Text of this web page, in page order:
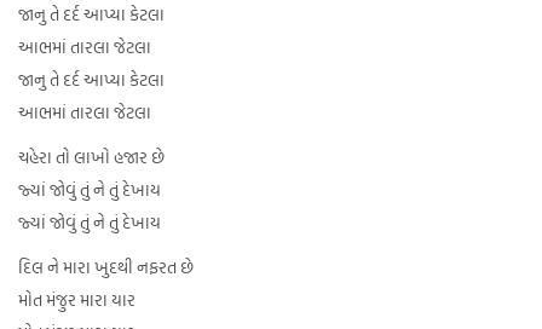
જાનુ તે દર્દ આપ્યા કેટલા
આભમાં તારલા જેટલા
જાનુ તે દર્દ આપ્યા કેટલા
આભમાં તારલા જેટલા
ચહેરા તો લાખો હજાર છે
જ્યાં જોવું તું ને તું દેખાય
જ્યાં જોવું તું ને તું દેખાય
દિલ ને મારા ખુદથી નફરત છે
મોત મંજુર મારા યાર